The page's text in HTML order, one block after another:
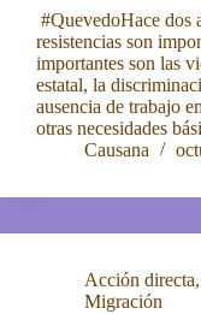
#QuevedoHace dos
resistencias son
importantes son las
estatal, la
ausencia de trabajo
otras necesidades
Causana
Acción directa,
Migración